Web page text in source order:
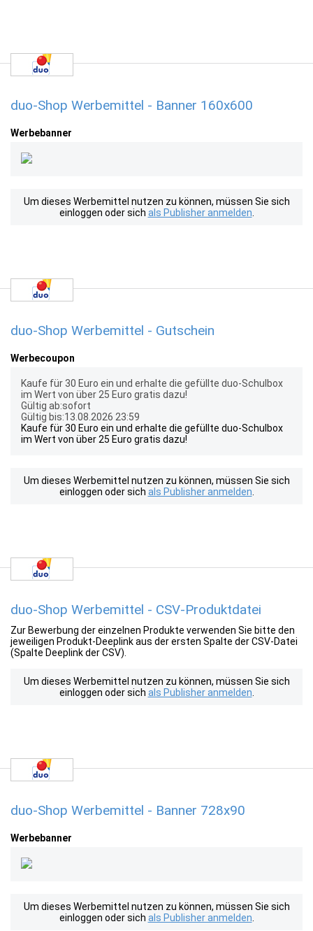
duo-Shop Werbemittel - Banner 160x600
Werbebanner
Um dieses Werbemittel nutzen zu können, müssen Sie sich
einloggen oder sich als Publisher anmelden
duo-Shop Werbemittel - Gutschein
Werbecoupon
Kaufe für 30 Euro ein und erhalte die gefüllte duo-Schulbox
im Wert von über 25 Euro gratis dazu!
Gültig ab:sofort
Gültig bis:13.08.2026 23:59
Kaufe für 30 Euro ein und erhalte die gefüllte duo-Schulbox
im Wert von über 25 Euro gratis dazu!
Um dieses Werbemittel nutzen zu können, müssen Sie sich
einloggen oder sich als Publisher anmelden
duo-Shop Werbemittel - CSV-Produktdatei
Zur Bewerbung der einzelnen Produkte verwenden Sie bitte den
jeweiligen Produkt-Deeplink aus der ersten Spalte der CSV-Datei
(Spalte Deeplink der CSV).
Um dieses Werbemittel nutzen zu können, müssen Sie sich
einloggen oder sich als Publisher anmelden
duo-Shop Werbemittel - Banner 728x90
Werbebanner
Um dieses Werbemittel nutzen zu können, müssen Sie sich
einloggen oder sich als Publisher anmelden